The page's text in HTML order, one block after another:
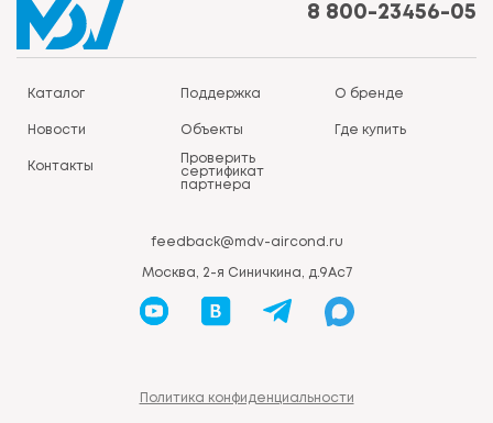
8 800-23456-05
Каталог Поддержка О бренде
Новости Объекты Где купить
Контакты
Проверить
сертификат
партнера
feedback@mdv-aircond.ru
Москва, 2-я Синичкина, д.9Ас7
Политика конфиденциальности